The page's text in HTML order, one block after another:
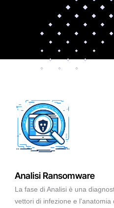
Analisi Ransomware
La fase di Analisi è una
vettori di infezione e